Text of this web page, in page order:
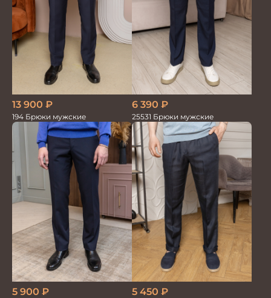
13 900 ₽
194 Брюки мужские
6 390 ₽
25531 Брюки мужские
5 900 ₽ 5 450 ₽